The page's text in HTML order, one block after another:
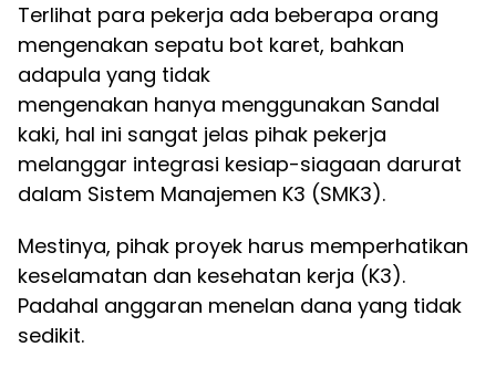
Terlihat para pekerja ada beberapa orang
mengenakan sepatu bot karet, bahkan
adapula yang tidak
mengenakan hanya menggunakan Sandal
kaki, hal ini sangat jelas pihak pekerja
melanggar integrasi kesiap-siagaan darurat
dalam Sistem Manajemen K3 (SMK3).
Mestinya, pihak proyek harus memperhatikan
keselamatan dan kesehatan kerja (K3).
Padahal anggaran menelan dana yang tidak
sedikit.